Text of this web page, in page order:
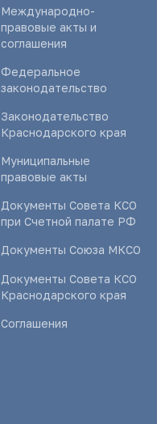
Международно-
правовые акты и
соглашения
Федеральное
законодательство
Законодательство
Краснодарского края
Муниципальные
правовые акты
Документы Совета КСО
при Счетной палате РФ
Документы Союза МКСО
Документы Совета КСО
Краснодарского края
Соглашения